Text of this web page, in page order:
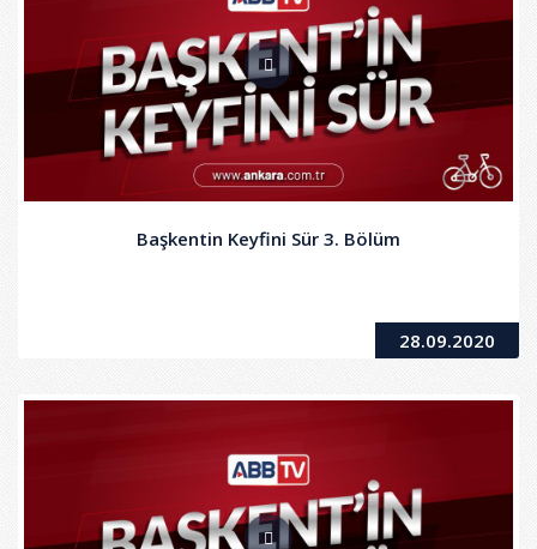
Başkentin Keyfini Sür 3. Bölüm
28.09.2020